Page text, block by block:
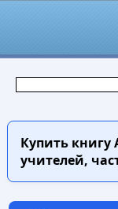
Купить книгу
учителей,